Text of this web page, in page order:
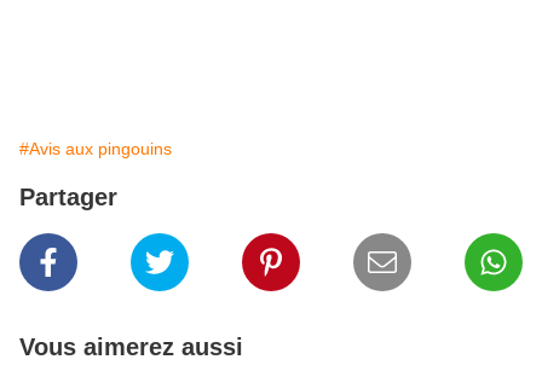
#Avis aux pingouins
Partager
Vous aimerez aussi